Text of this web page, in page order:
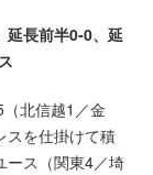
延長前半0-0、延
北信越1／金
スを仕掛けて積
ース（関東4／埼